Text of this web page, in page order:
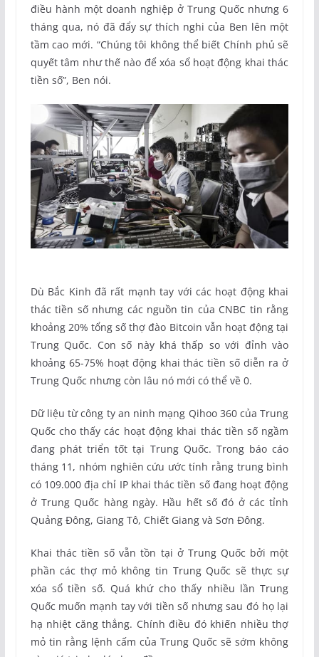
điều hành một doanh nghiệp ở Trung Quốc nhưng 6
tháng qua, nó đã đẩy sự thích nghi của Ben lên một
tầm cao mới. “Chúng tôi không thể biết Chính phủ sẽ
quyết tâm như thế nào để xóa sổ hoạt động khai thác
tiền số”, Ben nói.
Dù Bắc Kinh đã rất mạnh tay với các hoạt động khai
thác tiền số nhưng các nguồn tin của CNBC tin rằng
khoảng 20% tổng số thợ đào Bitcoin vẫn hoạt động tại
Trung Quốc. Con số này khá thấp so với đỉnh vào
khoảng 65-75% hoạt động khai thác tiền số diễn ra ở
Trung Quốc nhưng còn lâu nó mới có thể về 0.
Dữ liệu từ công ty an ninh mạng Qihoo 360 của Trung
Quốc cho thấy các hoạt động khai thác tiền số ngầm
đang phát triển tốt tại Trung Quốc. Trong báo cáo
tháng 11, nhóm nghiên cứu ước tính rằng trung bình
có 109.000 địa chỉ IP khai thác tiền số đang hoạt động
ở Trung Quốc hàng ngày. Hầu hết số đó ở các tỉnh
Quảng Đông, Giang Tô, Chiết Giang và Sơn Đông.
Khai thác tiền số vẫn tồn tại ở Trung Quốc bởi một
phần các thợ mỏ không tin Trung Quốc sẽ thực sự
xóa sổ tiền số. Quá khứ cho thấy nhiều lần Trung
Quốc muốn mạnh tay với tiền số nhưng sau đó họ lại
hạ nhiệt căng thẳng. Chính điều đó khiến nhiều thợ
mỏ tin rằng lệnh cấm của Trung Quốc sẽ sớm không